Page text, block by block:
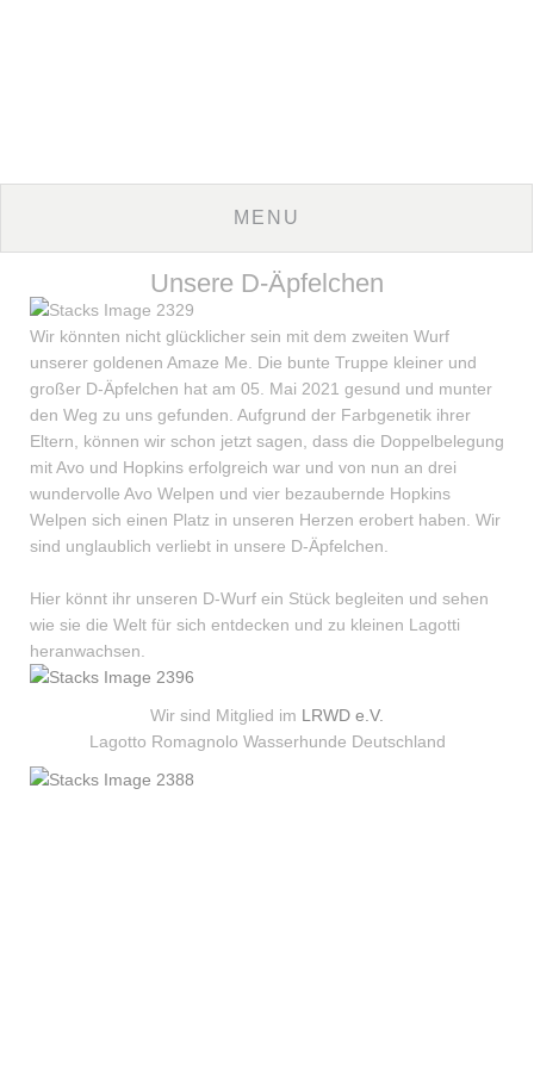
Unsere D-Äpfelchen
Wir könnten nicht glücklicher sein mit dem zweiten Wurf
unserer goldenen Amaze Me. Die bunte Truppe kleiner und
großer D-Äpfelchen hat am 05. Mai 2021 gesund und munter
den Weg zu uns gefunden. Aufgrund der Farbgenetik ihrer
Eltern, können wir schon jetzt sagen, dass die Doppelbelegung
mit Avo und Hopkins erfolgreich war und von nun an drei
wundervolle Avo Welpen und vier bezaubernde Hopkins
Welpen sich einen Platz in unseren Herzen erobert haben. Wir
sind unglaublich verliebt in unsere D-Äpfelchen.
Hier könnt ihr unseren D-Wurf ein Stück begleiten und sehen
wie sie die Welt für sich entdecken und zu kleinen Lagotti
heranwachsen.
Wir sind Mitglied im LRWD e.V.
Lagotto Romagnolo Wasserhunde Deutschland